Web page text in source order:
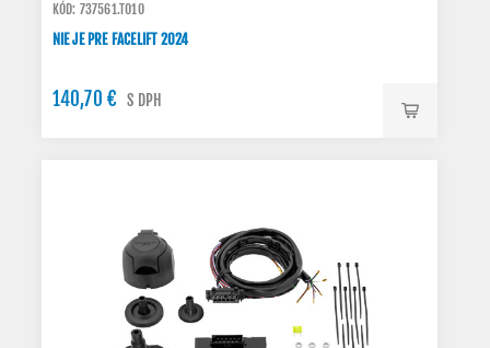
KÓD: 737561.TO10
NIE JE PRE FACELIFT 2024
140,70 € S DPH